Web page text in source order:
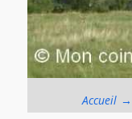
Accueil →